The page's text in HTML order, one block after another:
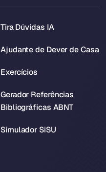
Tira Dúvidas IA
Ajudante de Dever de Casa
Exercícios
Gerador Referências
Bibliográficas ABNT
Simulador SiSU